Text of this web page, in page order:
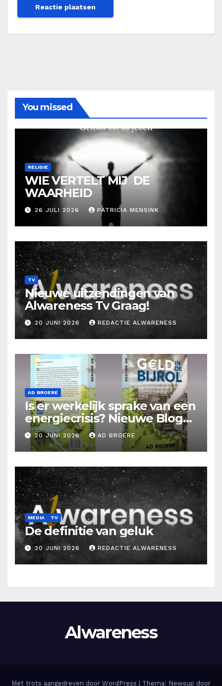
You missed
RELIGIE
WIE VERTELT MIJ DE
WAARHEID
26 JULI 2026 PATRICIA MENSINK
TV
Nieuwe uitzendingen van
Alwareness Tv Graag!
20 JUNI 2026 REDACTIE ALWARENESS
AD BROERE
Is er werkelijk sprake van een
energiecrisis? Nieuwe Blog
Ad Broere
20 JUNI 2026 AD BROERE
MEDIA TV
De definitie van geluk
20 JUNI 2026 REDACTIE ALWARENESS
Alwareness
Met trots aangedreven door WordPress Thema: Newsup door